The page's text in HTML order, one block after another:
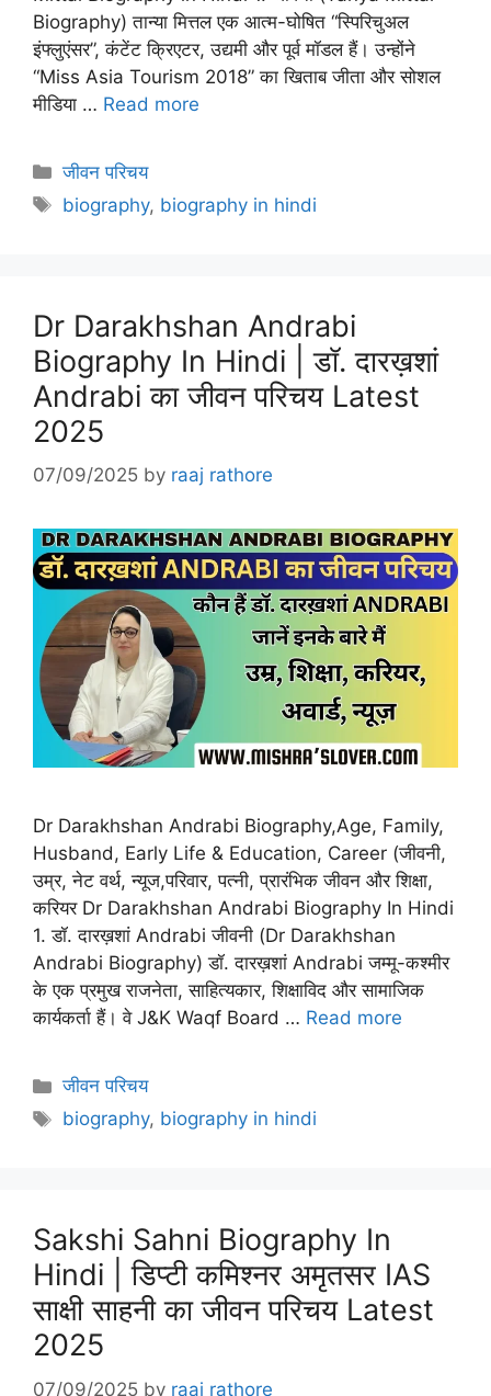
Biography) तान्या मित्तल एक आत्म-घोषित “स्पिरिचुअल
इंफ्लुएंसर”, कंटेंट क्रिएटर, उद्यमी और पूर्व मॉडल हैं। उन्होंने
“Miss Asia Tourism 2018” का खिताब जीता और सोशल
मीडिया … Read more
Categories
जीवन परिचय
Tags
biography, biography in hindi
Dr Darakhshan Andrabi
Biography In Hindi | डॉ. दारख़शां
Andrabi का जीवन परिचय Latest
2025
07/09/2025 by raaj rathore
Dr Darakhshan Andrabi Biography,Age, Family,
Husband, Early Life & Education, Career (जीवनी,
उम्र, नेट वर्थ, न्यूज,परिवार, पत्नी, प्रारंभिक जीवन और शिक्षा,
करियर Dr Darakhshan Andrabi Biography In Hindi
1. डॉ. दारख़शां Andrabi जीवनी (Dr Darakhshan
Andrabi Biography) डॉ. दारख़शां Andrabi जम्मू-कश्मीर
के एक प्रमुख राजनेता, साहित्यकार, शिक्षाविद और सामाजिक
कार्यकर्ता हैं। वे J&K Waqf Board … Read more
Categories
जीवन परिचय
Tags
biography, biography in hindi
Sakshi Sahni Biography In
Hindi | डिप्टी कमिश्नर अमृतसर IAS
साक्षी साहनी का जीवन परिचय Latest
2025
07/09/2025 by raaj rathore